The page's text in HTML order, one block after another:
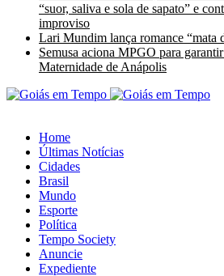
“suor, saliva e sola de sapato” e
improviso
Lari Mundim lança romance “mata
Semusa aciona MPGO para
Maternidade de Anápolis
Home
Últimas Notícias
Cidades
Brasil
Mundo
Esporte
Política
Tempo Society
Anuncie
Expediente